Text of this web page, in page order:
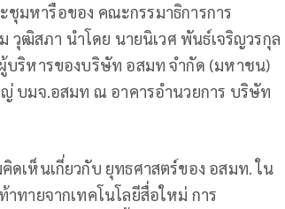
ชุมหารือของ คณะกรรมาธิการการ
วุฒิสภา นำโดย นายนิเวศ พันธ์เจริญวรกุล
บริหารของบริษัท อสมท จำกัด (มหาชน)
ญ่ บมจ.อสมท ณ อาคารอำนวยการ บริษัท
เห็นเกี่ยวกับ ยุทธศาสตร์ของ อสมท. ใน
ทายจากเทคโนโลยีสื่อใหม่ การ